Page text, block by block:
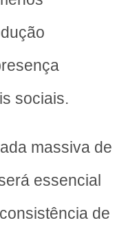
sociais.
massiva de
essencial
de